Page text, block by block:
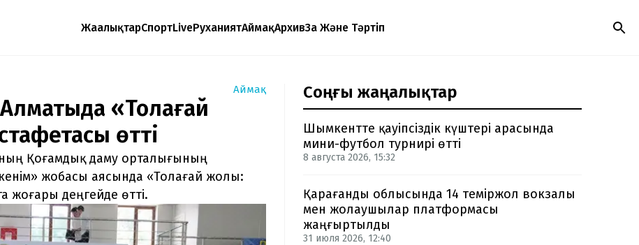
ЖаңалықтарСпортLiveРуханиятАймақАрхивЗаң Және Тәртіп
Аймақ
«Толағай
өтті
Қоғамдық даму орталығының
жобасы аясында «Толағай жолы:
жоғары деңгейде өтті.
Соңғы жаңалықтар
Шымкентте қауіпсіздік күштері арасында
мини-футбол турнирі өтті
8 августа 2026, 15:32
Қарағанды облысында 14 теміржол вокзалы
мен жолаушылар платформасы
жаңғыртылды
31 июля 2026, 12:40